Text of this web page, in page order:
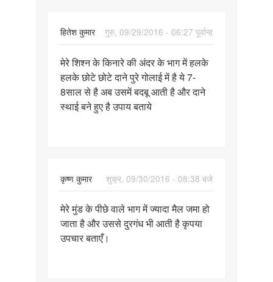
हितेश कुमार
गुरु, 09/29/2016 - 06:27 पूर्वान्ह
मेरे
शिश्न
के
किनारे
मेरे शिश्न के किनारे की अंदर के भाग में हलके
हलके छोटे छोटे दाने पुरे गोलाई में है ये 7-
8साल से है अब उसमें बदबू आती है और दाने
स्थाई बने हुए है उपाय बताये
कृष्ण कुमार
शुक्र, 09/30/2016 - 08:38 बजे
मेरे
मुंड
के
मेरे मुंड के पीछे वाले भाग में ज्यादा मैल जमा हो
जाता है और उससे दुरगंध भी आती है कृपया
उपचार बताएँ।